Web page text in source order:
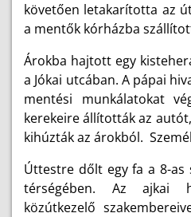
követően letakarította az
a mentők kórházba
Árokba hajtott egy
a Jókai utcában. A pápai
mentési munkálatokat
kerekeire állították az
kihúzták az árokból.
Úttestre dőlt egy fa a 8-as
térségében. Az ajkai
közútkezelő